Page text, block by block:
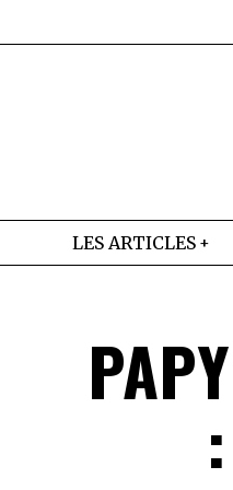
LES ARTICLES